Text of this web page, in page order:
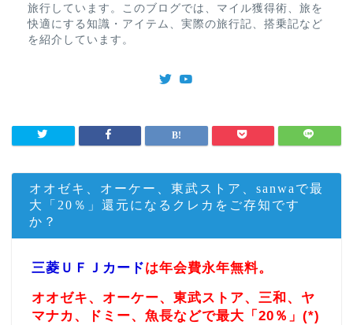
旅行しています。このブログでは、マイル獲得術、旅を
快適にする知識・アイテム、実際の旅行記、搭乗記など
を紹介しています。
オオゼキ、オーケー、東武ストア、sanwaで最
大「20％」還元になるクレカをご存知です
か？
三菱ＵＦＪカードは年会費永年無料。
オオゼキ、オーケー、東武ストア、三和、ヤ
マナカ、ドミー、魚長などで最大「20％」(*)